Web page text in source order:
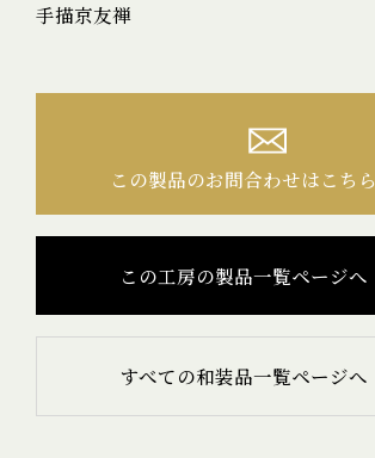
手描京友禅
この製品のお問合わせはこちら
この工房の製品一覧ページへ
すべての和装品一覧ページへ